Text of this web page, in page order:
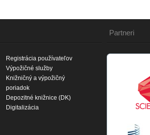
Registrácia používateľov
Výpožičné služby
Knižničný a výpožičný
poriadok
Depozitné knižnice (DK)
Digitalizácia
Partneri